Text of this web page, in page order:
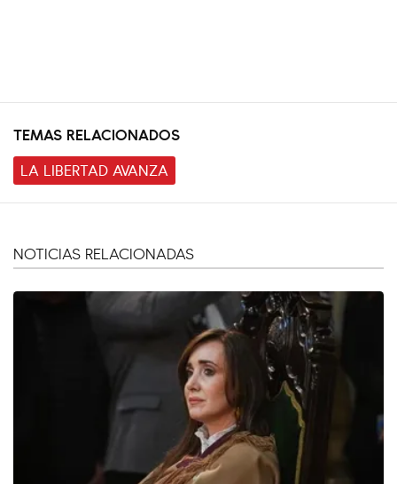
TEMAS RELACIONADOS
LA LIBERTAD AVANZA
NOTICIAS RELACIONADAS